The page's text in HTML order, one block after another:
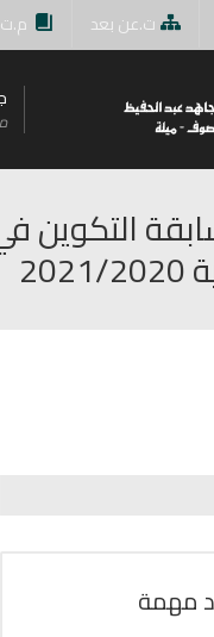
ت.عن بعد
التكوين
مهمة